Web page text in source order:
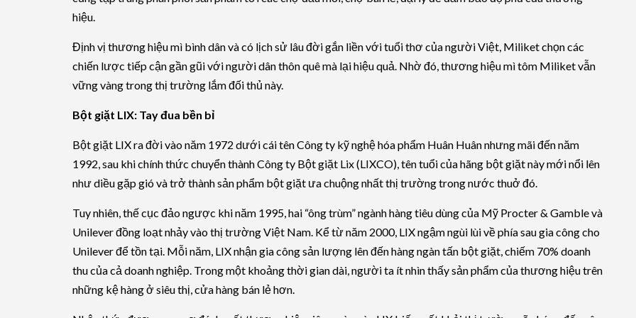
hiệu.
Định vị thương hiệu mì bình dân và có lịch sử lâu đời gắn liền với tuổi thơ của người Việt, Miliket chọn các
chiến lược tiếp cận gần gũi với người dân thôn quê mà lại hiệu quả. Nhờ đó, thương hiệu mì tôm Miliket vẫn
vững vàng trong thị trường lắm đối thủ này.
Bột giặt LIX: Tay đua bền bỉ
Bột giặt LIX ra đời vào năm 1972 dưới cái tên Công ty kỹ nghệ hóa phẩm Huân Huân nhưng mãi đến năm
1992, sau khi chính thức chuyển thành Công ty Bột giặt Lix (LIXCO), tên tuổi của hãng bột giặt này mới nổi lên
như diều gặp gió và trở thành sản phẩm bột giặt ưa chuộng nhất thị trường trong nước thuở đó.
Tuy nhiên, thế cục đảo ngược khi năm 1995, hai “ông trùm” ngành hàng tiêu dùng của Mỹ Procter & Gamble và
Unilever đồng loạt nhảy vào thị trường Việt Nam. Kể từ năm 2000, LIX ngậm ngùi lùi về phía sau gia công cho
Unilever để tồn tại. Mỗi năm, LIX nhận gia công sản lượng lên đến hàng ngàn tấn bột giặt, chiếm 70% doanh
thu của cả doanh nghiệp. Trong một khoảng thời gian dài, người ta ít nhìn thấy sản phẩm của thương hiệu trên
những kệ hàng ở siêu thị, cửa hàng bán lẻ hơn.